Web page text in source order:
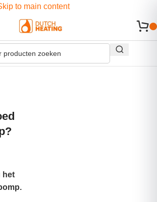
to main content
het